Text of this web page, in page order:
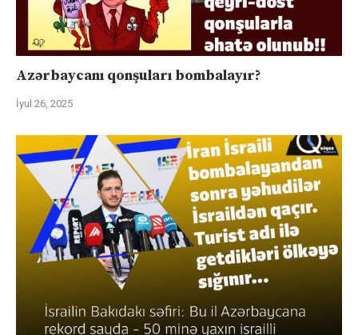
Azərbaycanı qonşuları bombalayır?
İyul 26, 2025